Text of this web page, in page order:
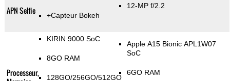
APN Selfie +Capteur Bokeh
12-MP f/2.2
Processeur,
KIRIN 9000 SoC
8GO RAM
128GO/256GO/512GO
Apple A15 Bionic APL1W07
SoC
6GO RAM